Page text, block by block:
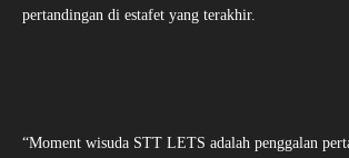
pertandingan di estafet yang terakhir.
“Moment wisuda STT LETS adalah penggalan